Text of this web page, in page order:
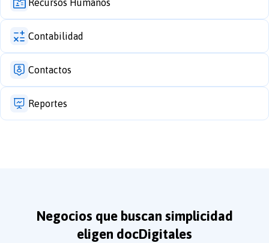
Recursos Humanos
Contabilidad
Contactos
Reportes
Negocios que buscan simplicidad
eligen docDigitales